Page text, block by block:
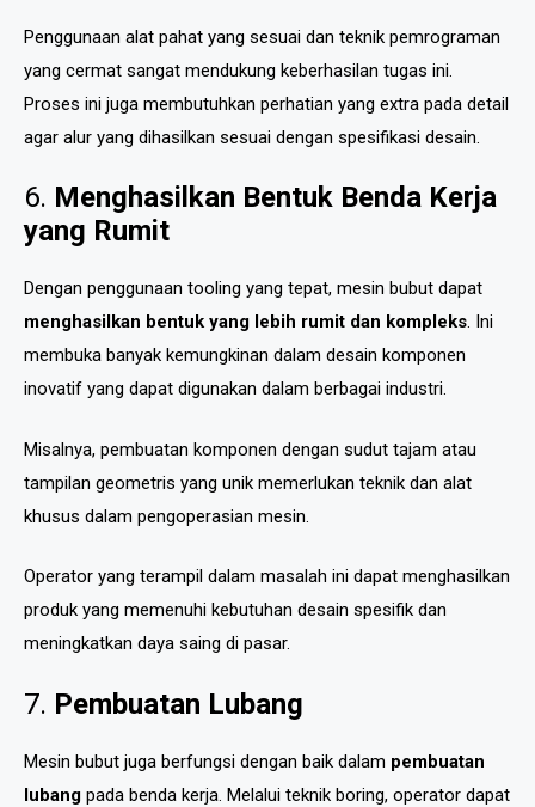
Penggunaan alat pahat yang sesuai dan teknik pemrograman
yang cermat sangat mendukung keberhasilan tugas ini.
Proses ini juga membutuhkan perhatian yang extra pada detail
agar alur yang dihasilkan sesuai dengan spesifikasi desain.
6. Menghasilkan Bentuk Benda Kerja
yang Rumit
Dengan penggunaan tooling yang tepat, mesin bubut dapat
menghasilkan bentuk yang lebih rumit dan kompleks. Ini
membuka banyak kemungkinan dalam desain komponen
inovatif yang dapat digunakan dalam berbagai industri.
Misalnya, pembuatan komponen dengan sudut tajam atau
tampilan geometris yang unik memerlukan teknik dan alat
khusus dalam pengoperasian mesin.
Operator yang terampil dalam masalah ini dapat menghasilkan
produk yang memenuhi kebutuhan desain spesifik dan
meningkatkan daya saing di pasar.
7. Pembuatan Lubang
Mesin bubut juga berfungsi dengan baik dalam pembuatan
lubang pada benda kerja. Melalui teknik boring, operator dapat